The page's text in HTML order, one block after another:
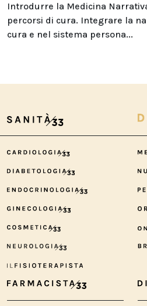
Introdurre la Medicina
percorsi di cura. Integrare la
cura e nel sistema persona...